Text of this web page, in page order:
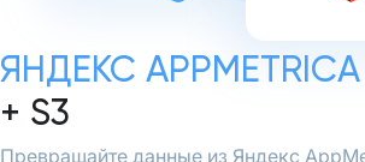
ЯНДЕКС APPMETRICA
+ S3
Превращайте данные из Яндекс